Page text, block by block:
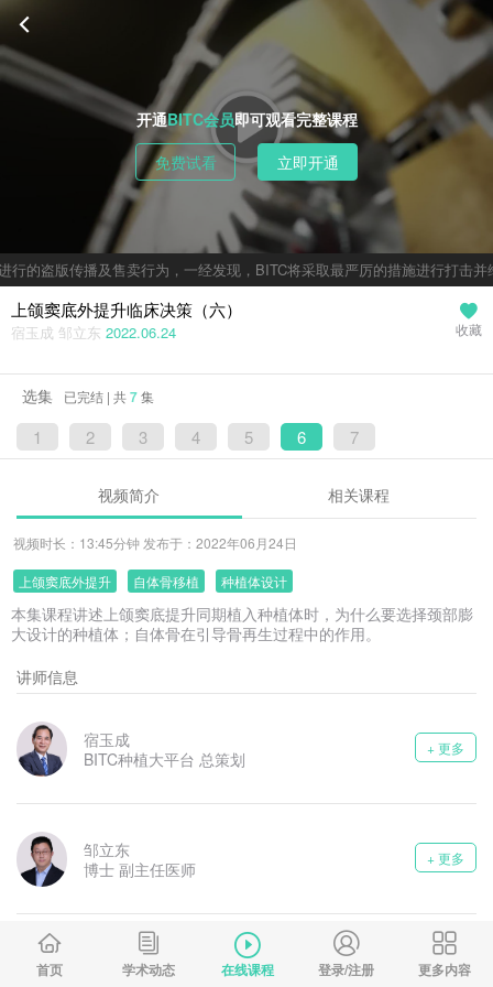
开通BITC会员即可观看完整课程
免费试看
立即开通
版传播及售卖行为，一经发现，BITC将采取最严厉的措施进行打击并
上颌窦底外提升临床决策（六）
宿玉成 邹立东 2022.06.24 收藏
选集 已完结 | 共7集
1 2 3 4 5 6 7
视频简介 相关课程
视频时长：13:45分钟 发布于：2022年06月24日
上颌窦底外提升 自体骨移植 种植体设计
本集课程讲述上颌窦底提升同期植入种植体时，为什么要选择颈部膨
大设计的种植体；自体骨在引导骨再生过程中的作用。
讲师信息
宿玉成
BITC种植大平台 总策划
+ 更多
邹立东
博士 副主任医师
+ 更多
首页 学术动态 在线课程 登录/注册 更多内容